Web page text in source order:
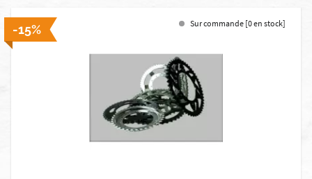
-15% Sur commande [0 en stock]